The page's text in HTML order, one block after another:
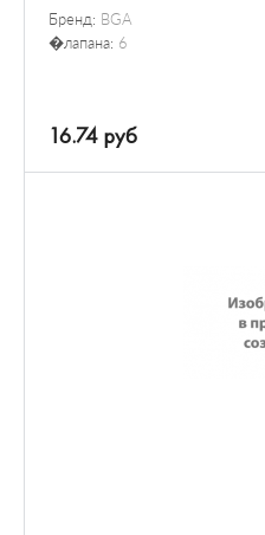
Бренд: BGA
�лапана: 6
16.74 руб